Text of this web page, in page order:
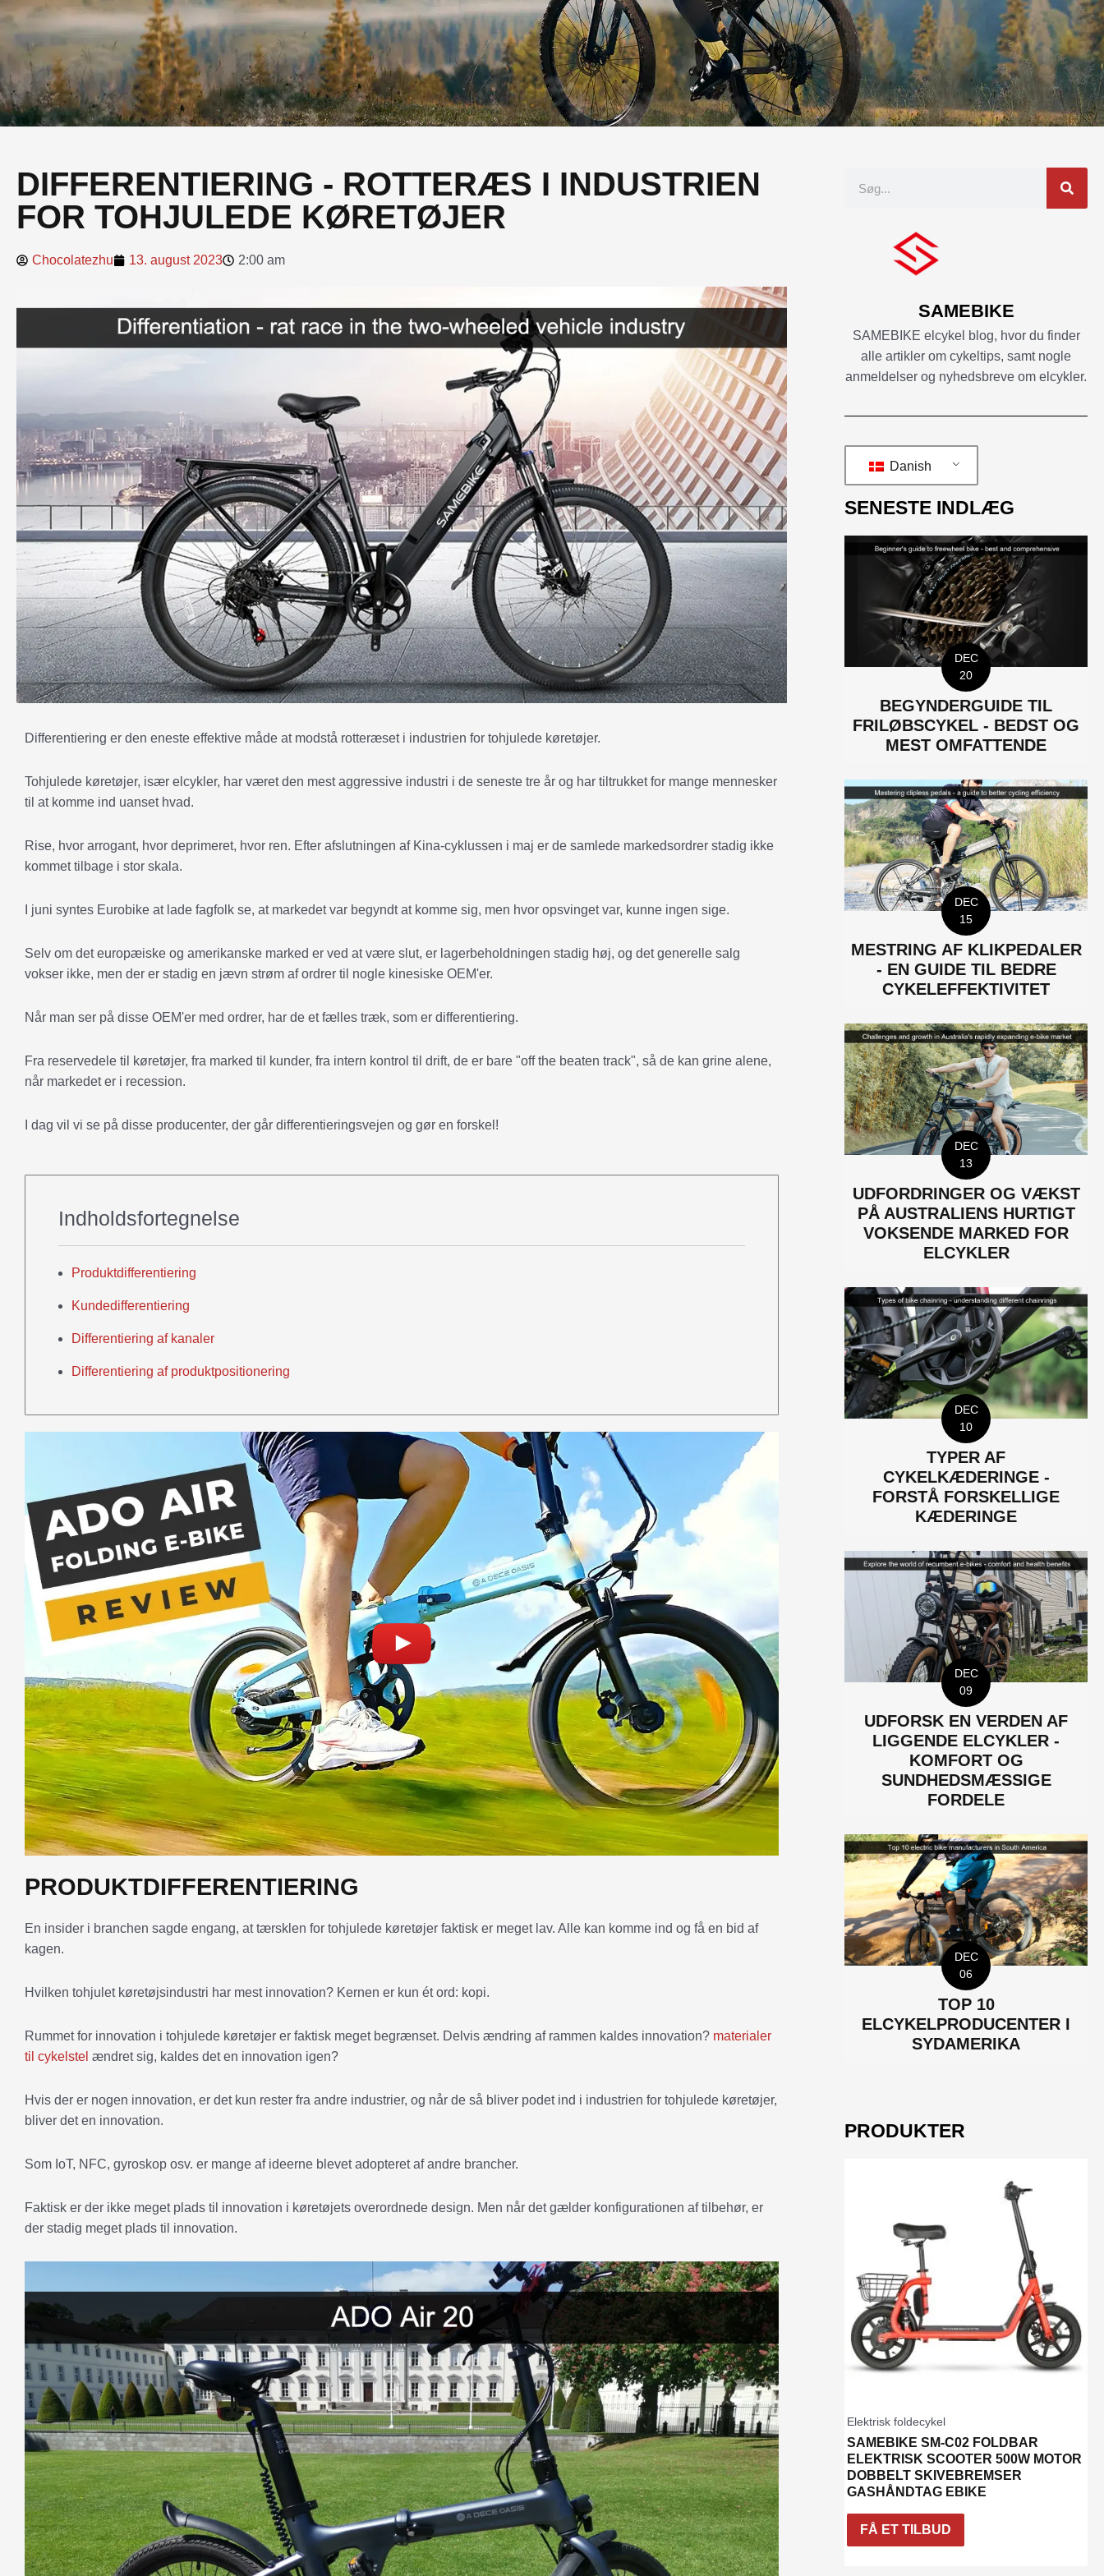
DIFFERENTIERING - ROTTERÆS I INDUSTRIEN
FOR TOHJULEDE KØRETØJER
Chocolatezhu 13. august 2023 2:00 am
Differentiering er den eneste effektive måde at modstå rotteræset i industrien for tohjulede køretøjer.
Tohjulede køretøjer, især elcykler, har været den mest aggressive industri i de seneste tre år og har tiltrukket for mange mennesker
til at komme ind uanset hvad.
Rise, hvor arrogant, hvor deprimeret, hvor ren. Efter afslutningen af Kina-cyklussen i maj er de samlede markedsordrer stadig ikke
kommet tilbage i stor skala.
I juni syntes Eurobike at lade fagfolk se, at markedet var begyndt at komme sig, men hvor opsvinget var, kunne ingen sige.
Selv om det europæiske og amerikanske marked er ved at være slut, er lagerbeholdningen stadig høj, og det generelle salg
vokser ikke, men der er stadig en jævn strøm af ordrer til nogle kinesiske OEM'er.
Når man ser på disse OEM'er med ordrer, har de et fælles træk, som er differentiering.
Fra reservedele til køretøjer, fra marked til kunder, fra intern kontrol til drift, de er bare "off the beaten track", så de kan grine alene,
når markedet er i recession.
I dag vil vi se på disse producenter, der går differentieringsvejen og gør en forskel!
Indholdsfortegnelse
Produktdifferentiering
Kundedifferentiering
Differentiering af kanaler
Differentiering af produktpositionering
PRODUKTDIFFERENTIERING
En insider i branchen sagde engang, at tærsklen for tohjulede køretøjer faktisk er meget lav. Alle kan komme ind og få en bid af
kagen.
Hvilken tohjulet køretøjsindustri har mest innovation? Kernen er kun ét ord: kopi.
Rummet for innovation i tohjulede køretøjer er faktisk meget begrænset. Delvis ændring af rammen kaldes innovation? materialer
til cykelstel ændret sig, kaldes det en innovation igen?
Hvis der er nogen innovation, er det kun rester fra andre industrier, og når de så bliver podet ind i industrien for tohjulede køretøjer,
bliver det en innovation.
Som IoT, NFC, gyroskop osv. er mange af ideerne blevet adopteret af andre brancher.
Faktisk er der ikke meget plads til innovation i køretøjets overordnede design. Men når det gælder konfigurationen af tilbehør, er
der stadig meget plads til innovation.
SAMEBIKE
SAMEBIKE elcykel blog, hvor du finder
alle artikler om cykeltips, samt nogle
anmeldelser og nyhedsbreve om elcykler.
Danish
SENESTE INDLÆG
DEC
20
BEGYNDERGUIDE TIL
FRILØBSCYKEL - BEDST OG
MEST OMFATTENDE
DEC
15
MESTRING AF KLIKPEDALER
- EN GUIDE TIL BEDRE
CYKELEFFEKTIVITET
DEC
13
UDFORDRINGER OG VÆKST
PÅ AUSTRALIENS HURTIGT
VOKSENDE MARKED FOR
ELCYKLER
DEC
10
TYPER AF
CYKELKÆDERINGE -
FORSTÅ FORSKELLIGE
KÆDERINGE
DEC
09
UDFORSK EN VERDEN AF
LIGGENDE ELCYKLER -
KOMFORT OG
SUNDHEDSMÆSSIGE
FORDELE
DEC
06
TOP 10
ELCYKELPRODUCENTER I
SYDAMERIKA
PRODUKTER
Elektrisk foldecykel
SAMEBIKE SM-C02 FOLDBAR
ELEKTRISK SCOOTER 500W MOTOR
DOBBELT SKIVEBREMSER
GASHÅNDTAG EBIKE
FÅ ET TILBUD